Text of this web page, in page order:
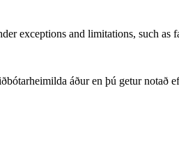
exceptions and limitations, such as
áður en þú getur notað